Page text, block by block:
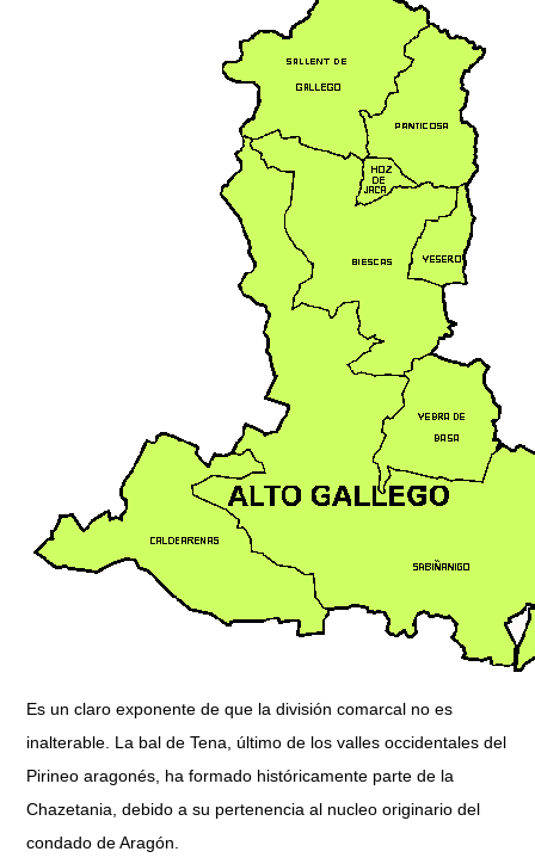
Es un claro exponente de que la división comarcal no es
inalterable. La bal de Tena, último de los valles occidentales del
Pirineo aragonés, ha formado históricamente parte de la
Chazetania, debido a su pertenencia al nucleo originario del
condado de Aragón.